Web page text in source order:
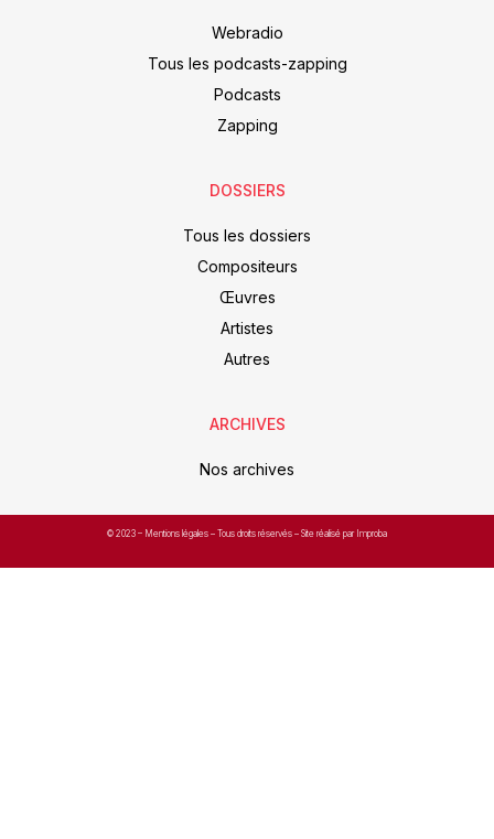
Webradio
Tous les podcasts-zapping
Podcasts
Zapping
DOSSIERS
Tous les dossiers
Compositeurs
Œuvres
Artistes
Autres
ARCHIVES
Nos archives
© 2023 – Mentions légales – Tous droits réservés – Site réalisé par Improba